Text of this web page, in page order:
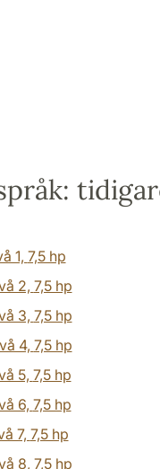
1, 7,5 hp
2, 7,5 hp
3, 7,5 hp
4, 7,5 hp
5, 7,5 hp
6, 7,5 hp
7, 7,5 hp
8, 7,5 hp